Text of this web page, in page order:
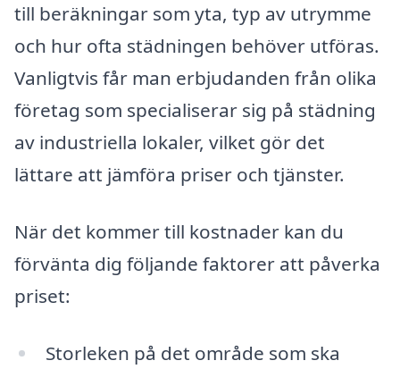
till beräkningar som yta, typ av utrymme
och hur ofta städningen behöver utföras.
Vanligtvis får man erbjudanden från olika
företag som specialiserar sig på städning
av industriella lokaler, vilket gör det
lättare att jämföra priser och tjänster.
När det kommer till kostnader kan du
förvänta dig följande faktorer att påverka
priset:
Storleken på det område som ska